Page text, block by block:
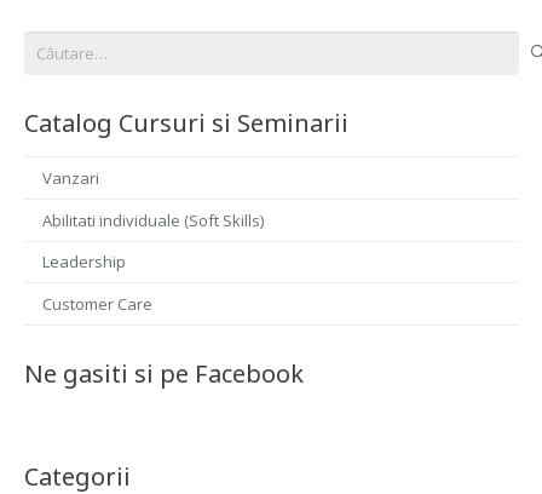
după:
Catalog Cursuri si Seminarii
Vanzari
Abilitati individuale (Soft Skills)
Leadership
Customer Care
Ne gasiti si pe Facebook
Categorii